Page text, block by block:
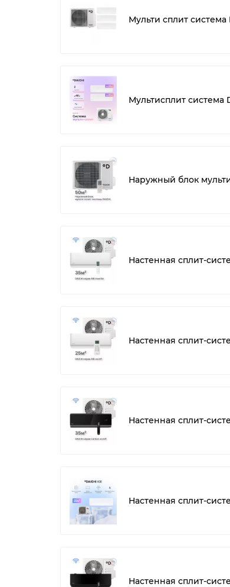
Мульти сплит система
Мультисплит система
Наружный блок
Настенная сплит-
Настенная сплит-
Настенная сплит-
Настенная сплит-
Настенная сплит-